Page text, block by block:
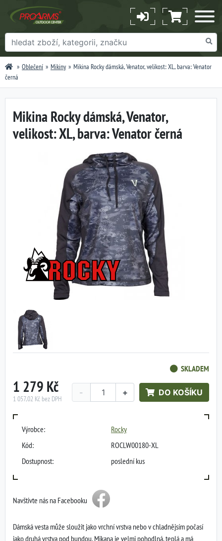
Oblečení Mikiny
Mikina Rocky dámská, Venator, velikost: XL, barva: Venator
černá
Mikina Rocky dámská, Venator,
velikost: XL, barva: Venator černá
SKLADEM
1 279 Kč
1 057,02 Kč bez DPH
+
- DO KOŠÍKU
Výrobce:
Rocky
Kód:
ROCLW00180-XL
Dostupnost:
poslední kus
Navštivte nás na Facebooku
Dámská vesta může sloužit jako vrchní vrstva nebo v chladnějsím počasí
jako druhá vrstva pod bundou. Mikana je velmi pohodlná, teplá a má